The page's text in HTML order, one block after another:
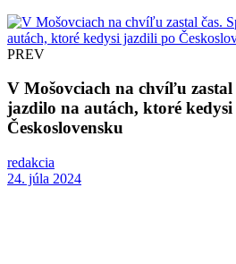
PREV
V Mošovciach na chvíľu zastal
jazdilo na autách, ktoré
Československu
redakcia
24. júla 2024